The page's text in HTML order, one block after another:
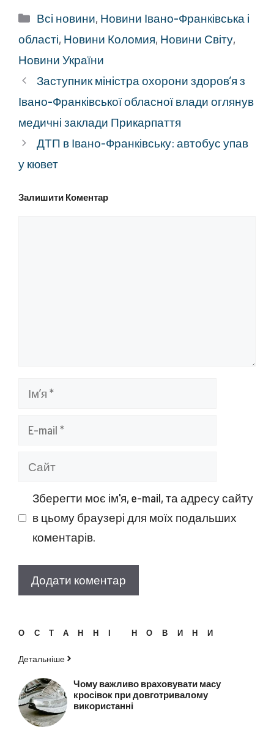
Категорії
Всі новини, Новини Івано-Франківська і
області, Новини Коломия, Новини Світу,
Новини України
Заступник міністра охорони здоров’я з
Івано-Франківської обласної влади оглянув
медичні заклади Прикарпаття
ДТП в Івано-Франківську: автобус упав
у кювет
Залишити Коментар
Ім’я
Сайт
Зберегти моє ім'я, e-mail, та адресу сайту
в цьому браузері для моїх подальших
коментарів.
ОСТАННІ НОВИНИ
Детальніше
Чому важливо враховувати масу
кросівок при довготривалому
використанні